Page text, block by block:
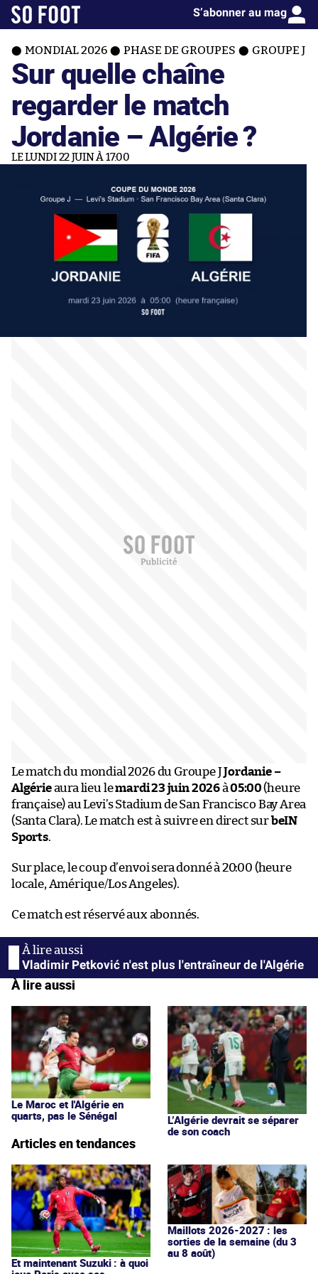
S’abonner au mag
MONDIAL 2026 PHASE DE GROUPES GROUPE J
Sur quelle chaîne
regarder le match
Jordanie – Algérie ?
LE LUNDI 22 JUIN À 17:00
Le match du mondial 2026 du Groupe JJordanie –
Algérieaura lieu lemardi 23 juin 2026à05:00(heure
française) au Levi’s Stadium de San Francisco Bay Area
(Santa Clara). Le match est à suivre en direct surbeIN
Sports.
Sur place, le coup d’envoi sera donné à 20:00 (heure
locale, Amérique/Los Angeles).
Ce match est réservé aux abonnés.
Vladimir Petković n'est plus l'entraîneur de l'Algérie
À lire aussi
Le Maroc et l'Algérie en
quarts, pas le Sénégal
L’Algérie devrait se séparer
de son coach
Articles en tendances
Et maintenant Suzuki : à quoi
Maillots 2026-2027 : les
sorties de la semaine (du 3
au 8 août)